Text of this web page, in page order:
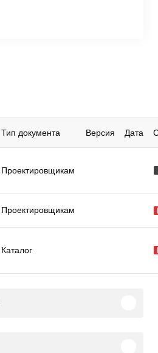
Тип документа Версия Дата
Проектировщикам
Проектировщикам
Каталог